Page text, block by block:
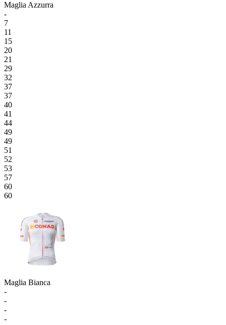
Maglia Azzurra
-
7
11
15
20
21
29
32
37
37
40
41
44
49
49
51
52
53
57
60
60
Maglia Bianca
-
-
-
-